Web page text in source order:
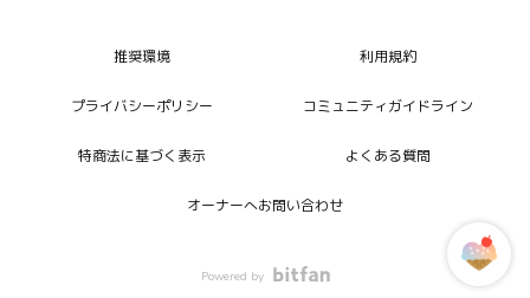
推奨環境 利用規約
プライバシーポリシー コミュニティガイドライン
特商法に基づく表示 よくある質問
オーナーへお問い合わせ
Powered by